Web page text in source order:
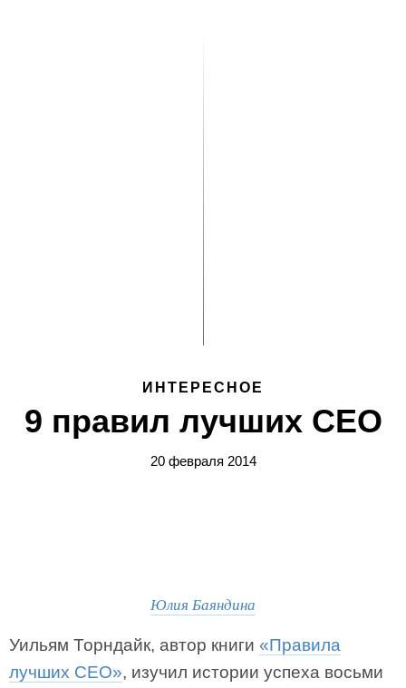
ИНТЕРЕСНОЕ
9 правил лучших CEO
20 февраля 2014
Юлия Баяндина
Уильям Торндайк, автор книги «Правила
лучших СEO», изучил истории успеха восьми